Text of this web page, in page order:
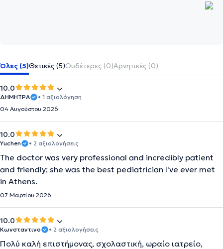
Όλες (5)Θετικές (5)Ουδέτερες (0)Αρνητικές (0)
10.0
ΔΗΜΗΤΡΑ
• 1 αξιολόγηση
04 Αυγούστου 2026
10.0
Yuchen • 2 αξιολογήσεις
The doctor was very professional and incredibly patient
and friendly; she was the best pediatrician I've ever met
in Athens.
07 Μαρτίου 2026
10.0
Κωνσταντινο • 2 αξιολογήσεις
Πολύ καλή επιστήμονας, σχολαστική, ωραίο ιατρείο,